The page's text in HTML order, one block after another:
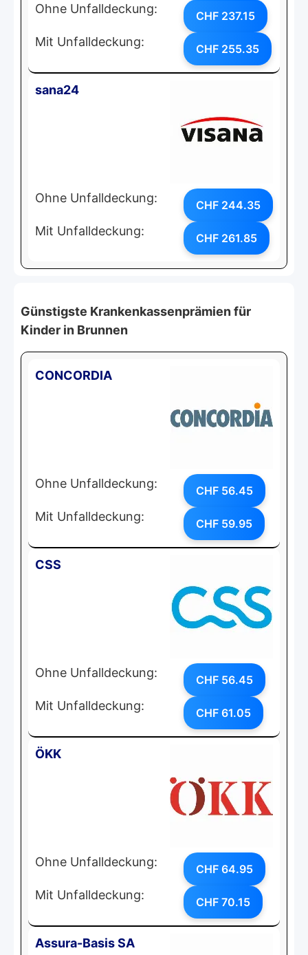
Ohne Unfalldeckung: CHF 237.15
Mit Unfalldeckung: CHF 255.35
sana24
Ohne Unfalldeckung: CHF 244.35
Mit Unfalldeckung: CHF 261.85
Günstigste Krankenkassenprämien für
Kinder in Brunnen
CONCORDIA
Ohne Unfalldeckung: CHF 56.45
Mit Unfalldeckung: CHF 59.95
CSS
Ohne Unfalldeckung: CHF 56.45
Mit Unfalldeckung: CHF 61.05
ÖKK
Ohne Unfalldeckung: CHF 64.95
Mit Unfalldeckung: CHF 70.15
Assura-Basis SA